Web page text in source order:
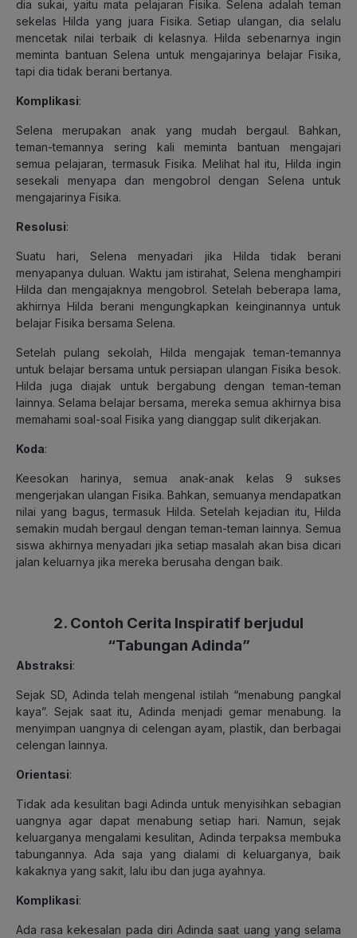
dia sukai, yaitu mata pelajaran Fisika. Selena adalah teman
sekelas Hilda yang juara Fisika. Setiap ulangan, dia selalu
mencetak nilai terbaik di kelasnya. Hilda sebenarnya ingin
meminta bantuan Selena untuk mengajarinya belajar Fisika,
tapi dia tidak berani bertanya.
Komplikasi:
Selena merupakan anak yang mudah bergaul. Bahkan,
teman-temannya sering kali meminta bantuan mengajari
semua pelajaran, termasuk Fisika. Melihat hal itu, Hilda ingin
sesekali menyapa dan mengobrol dengan Selena untuk
mengajarinya Fisika.
Resolusi:
Suatu hari, Selena menyadari jika Hilda tidak berani
menyapanya duluan. Waktu jam istirahat, Selena menghampiri
Hilda dan mengajaknya mengobrol. Setelah beberapa lama,
akhirnya Hilda berani mengungkapkan keinginannya untuk
belajar Fisika bersama Selena.
Setelah pulang sekolah, Hilda mengajak teman-temannya
untuk belajar bersama untuk persiapan ulangan Fisika besok.
Hilda juga diajak untuk bergabung dengan teman-teman
lainnya. Selama belajar bersama, mereka semua akhirnya bisa
memahami soal-soal Fisika yang dianggap sulit dikerjakan.
Koda:
Keesokan harinya, semua anak-anak kelas 9 sukses
mengerjakan ulangan Fisika. Bahkan, semuanya mendapatkan
nilai yang bagus, termasuk Hilda. Setelah kejadian itu, Hilda
semakin mudah bergaul dengan teman-teman lainnya. Semua
siswa akhirnya menyadari jika setiap masalah akan bisa dicari
jalan keluarnya jika mereka berusaha dengan baik.
2. Contoh Cerita Inspiratif berjudul
“Tabungan Adinda”
Abstraksi:
Sejak SD, Adinda telah mengenal istilah “menabung pangkal
kaya”. Sejak saat itu, Adinda menjadi gemar menabung. Ia
menyimpan uangnya di celengan ayam, plastik, dan berbagai
celengan lainnya.
Orientasi:
Tidak ada kesulitan bagi Adinda untuk menyisihkan sebagian
uangnya agar dapat menabung setiap hari. Namun, sejak
keluarganya mengalami kesulitan, Adinda terpaksa membuka
tabungannya. Ada saja yang dialami di keluarganya, baik
kakaknya yang sakit, lalu ibu dan juga ayahnya.
Komplikasi:
Ada rasa kekesalan pada diri Adinda saat uang yang selama